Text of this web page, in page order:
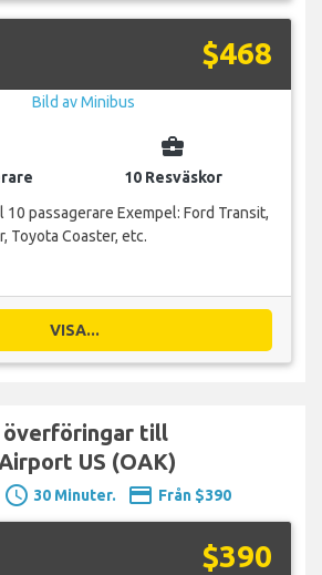
$468
business_center
10 Resväskor
passagerare Exempel: Ford Transit,
Toyota Coaster, etc.
VISA...
överföringar till
US (OAK)
schedule 30 Minuter. payment Från $390
$390